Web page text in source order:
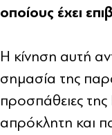
οποίους έχει
Η κίνηση αυτή
σημασία της
προσπάθειες
απρόκλητη και